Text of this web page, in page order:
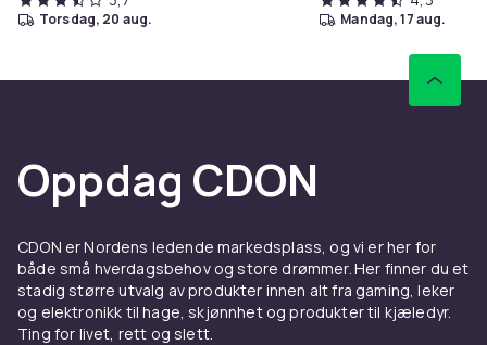
torsdag, 20 aug. mandag, 17 aug.
Oppdag CDON
CDON er Nordens ledende markedsplass, og vi er her for
både små hverdagsbehov og store drømmer. Her finner du et
stadig større utvalg av produkter innen alt fra gaming, leker
og elektronikk til hage, skjønnhet og produkter til kjæledyr.
Ting for livet, rett og slett.